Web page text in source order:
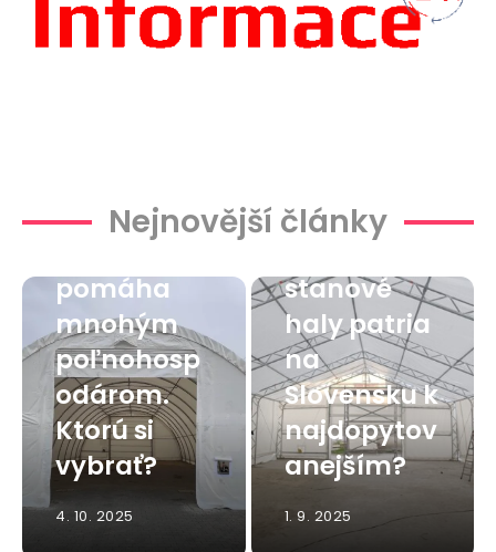
Nejnovější články
Plachtová
pomáha
mnohým
poľnohosp
odárom.
Ktorú si
vybrať?
4. 10. 2025
stanové
haly patria
na
Slovensku k
najdopytov
anejším?
1. 9. 2025